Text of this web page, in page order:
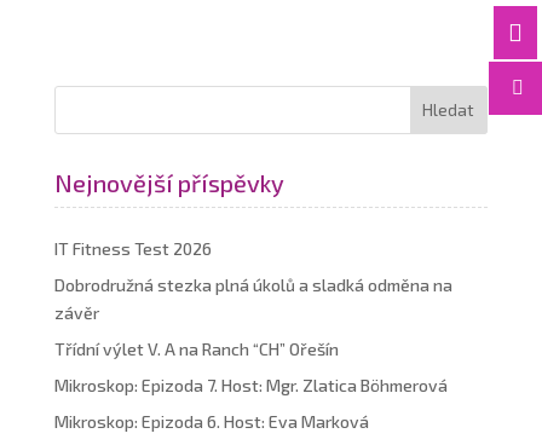


Nejnovější příspěvky
IT Fitness Test 2026
Dobrodružná stezka plná úkolů a sladká odměna na
závěr
Třídní výlet V. A na Ranch “CH” Ořešín
Mikroskop: Epizoda 7. Host: Mgr. Zlatica Böhmerová
Mikroskop: Epizoda 6. Host: Eva Marková